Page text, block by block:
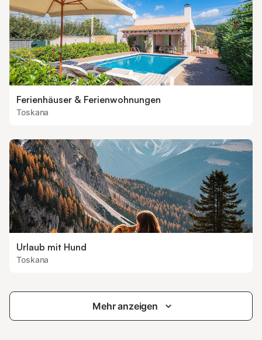
Ferienhäuser & Ferienwohnungen
Toskana
Urlaub mit Hund
Toskana
Mehr anzeigen